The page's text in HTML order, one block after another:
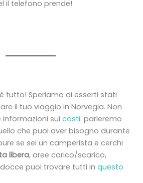
il telefono prende!
tutto! Speriamo di esserti stati
il tuo viaggio in Norvegia. Non
sui costi: parleremo
che puoi aver bisogno durante
se sei un camperista e cerchi
libera, aree carico/scarico,
puoi trovare tutti in questo